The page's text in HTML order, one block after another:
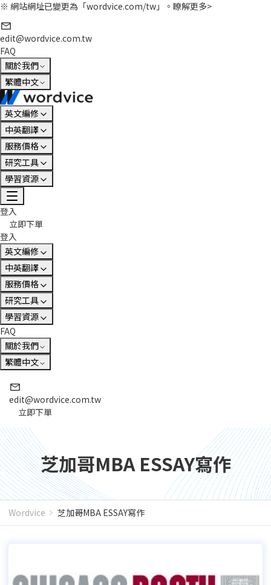
※ 網站網址已變更為「wordvice.com/tw」。 瞭解更多>
edit@wordvice.com.tw
FAQ
關於我們
繁體中文
英文編修
中英翻譯
服務價格
研究工具
學習資源
登入
立即下單
登入
英文編修
中英翻譯
服務價格
研究工具
學習資源
FAQ
關於我們
繁體中文
edit@wordvice.com.tw
立即下單
芝加哥MBA ESSAY寫作
Wordvice 芝加哥MBA ESSAY寫作